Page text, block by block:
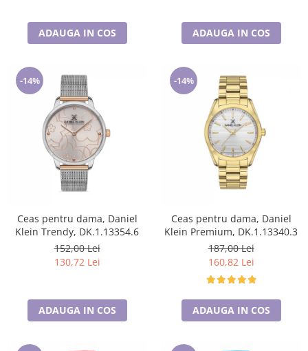
ADAUGA IN COS ADAUGA IN COS
-14%
Ceas pentru dama, Daniel
Klein Trendy, DK.1.13354.6
152,00 Lei
130,72 Lei
ADAUGA IN COS
-14%
Ceas pentru dama, Daniel
Klein Premium, DK.1.13340.3
187,00 Lei
160,82 Lei
ADAUGA IN COS